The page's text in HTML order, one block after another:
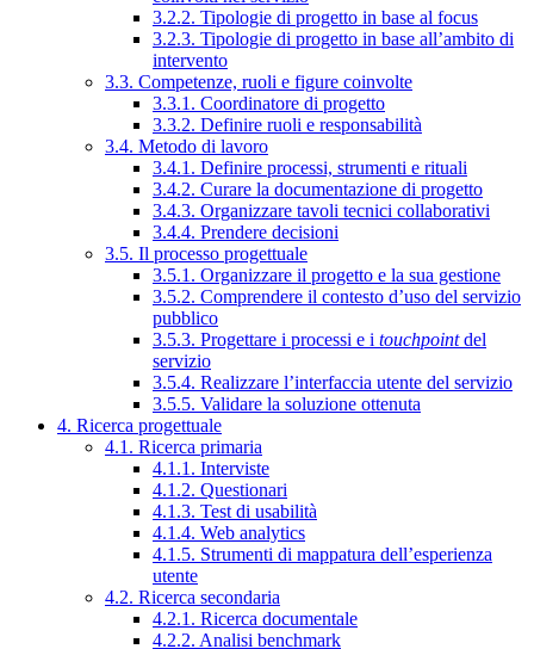
3.2.2. Tipologie di progetto in base al focus
3.2.3. Tipologie di progetto in base all’ambito di
intervento
3.3. Competenze, ruoli e figure coinvolte
3.3.1. Coordinatore di progetto
3.3.2. Definire ruoli e responsabilità
3.4. Metodo di lavoro
3.4.1. Definire processi, strumenti e rituali
3.4.2. Curare la documentazione di progetto
3.4.3. Organizzare tavoli tecnici collaborativi
3.4.4. Prendere decisioni
3.5. Il processo progettuale
3.5.1. Organizzare il progetto e la sua gestione
3.5.2. Comprendere il contesto d’uso del servizio
pubblico
3.5.3. Progettare i processi e i touchpointdel
servizio
3.5.4. Realizzare l’interfaccia utente del servizio
3.5.5. Validare la soluzione ottenuta
4. Ricerca progettuale
4.1. Ricerca primaria
4.1.1. Interviste
4.1.2. Questionari
4.1.3. Test di usabilità
4.1.4. Web analytics
4.1.5. Strumenti di mappatura dell’esperienza
utente
4.2. Ricerca secondaria
4.2.1. Ricerca documentale
4.2.2. Analisi benchmark